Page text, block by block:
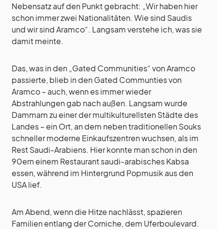
Nebensatz auf den Punkt gebracht: „Wir haben hier
schon immer zwei Nationalitäten. Wie sind Saudis
und wir sind Aramco“. Langsam verstehe ich, was sie
damit meinte.
Das, was in den „Gated Communities“ von Aramco
passierte, blieb in den Gated Communties von
Aramco – auch, wenn es immer wieder
Abstrahlungen gab nach außen. Langsam wurde
Dammam zu einer der multikulturellsten Städte des
Landes – ein Ort, an dem neben traditionellen Souks
schneller moderne Einkaufszentren wuchsen, als im
Rest Saudi-Arabiens. Hier konnte man schon in den
90ern einem Restaurant saudi-arabisches Kabsa
essen, während im Hintergrund Popmusik aus den
USA lief.
Am Abend, wenn die Hitze nachlässt, spazieren
Familien entlang der Corniche, dem Uferboulevard.